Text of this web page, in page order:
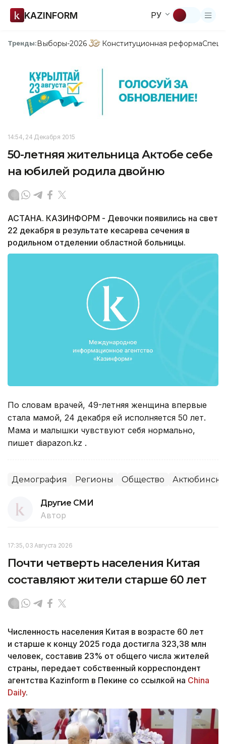
KAZINFORM РУ
Тренды:Выборы-2026 Конституционная реформа
14:54, 24 Декабря 2015
50-летняя жительница Актобе себе
на юбилей родила двойню
АСТАНА. КАЗИНФОРМ - Девочки появились на свет
22 декабря в результате кесарева сечения в
родильном отделении областной больницы.
По словам врачей, 49-летняя женщина впервые
стала мамой, 24 декабря ей исполняется 50 лет.
Мама и малышки чувствуют себя нормально,
пишет diapazon.kz .
Демография Регионы Общество
Другие СМИ
Автор
17:35, 03 Августа 2026
Почти четверть населения Китая
составляют жители старше 60 лет
Численность населения Китая в возрасте 60 лет
и старше к концу 2025 года достигла 323,38 млн
человек, составив 23% от общего числа жителей
страны, передает собственный корреспондент
агентства Kazinform в Пекине со ссылкой на China
Daily.